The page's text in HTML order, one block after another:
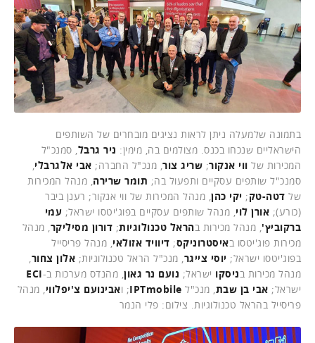
בתמונה שלמעלה ניתן לראות נציגים מובחרים של השותפים
הישראליים שנכחו בכנס. מצולמים בה, מימין: ניר גרבל , סמנכ"ל
המכירות של ווי אנקור; שריג צור , מנכ"ל החברה; אבי אלגרבלי
סמנכ"ל שותפים עסקיים ותפעול בה; תומר שרירה , מנהל המכירות
של דטה-טק; יקי כהן , מנהל המכירות של ווי אנקור; רענן ביבר
(כורע); אורן לוי , מנהל שותפים עסקיים בפוג'יטסו ישראל; עמי
ברקוביץ' , מנהל מכירות בהראל טכנולוגיות; דורון מסיליקר , מנהל
מכירות פוג'יטסו באיסטרוניקס; דיוויד אזולאי , מנהל פריסייל
בפוג'יטסו ישראל; יוסי צייגר , מנכ"ל הראל טכנולוגיות; אלון צחור
מנהל מכירות בניסקו ישראל; נועם נר גאון , מהנדס מערכות ב-ECI
ישראל; אבי בן שבת , מנכ"ל IPTmobile; ואבינועם צ'יפלווי , מנהל
פריסייל בהראל טכנולוגיות. צילום: פלי הנמר